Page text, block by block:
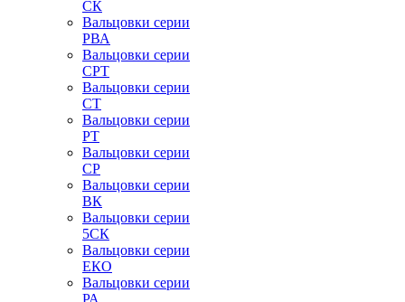
СК
Вальцовки серии
РВА
Вальцовки серии
СРТ
Вальцовки серии
СТ
Вальцовки серии
РТ
Вальцовки серии
СР
Вальцовки серии
ВК
Вальцовки серии
5СК
Вальцовки серии
ЕКО
Вальцовки серии
РА